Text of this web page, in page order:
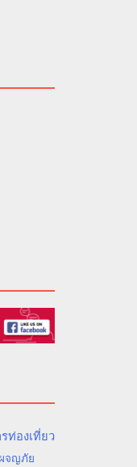
ท่องเที่ยว
จญภัย